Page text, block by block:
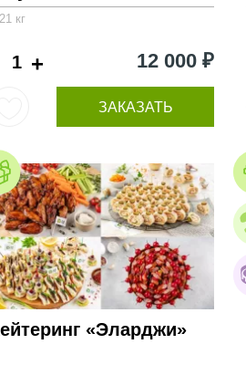
кг
+ 12 000 ₽
ЗАКАЗАТЬ
«Эларджи»